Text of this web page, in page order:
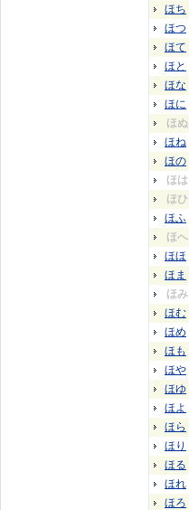
ほち
ほつ
ほて
ほと
ほな
ほに
ほぬ
ほね
ほの
ほは
ほひ
ほふ
ほへ
ほほ
ほま
ほみ
ほむ
ほめ
ほも
ほや
ほゆ
ほよ
ほら
ほり
ほる
ほれ
ほろ